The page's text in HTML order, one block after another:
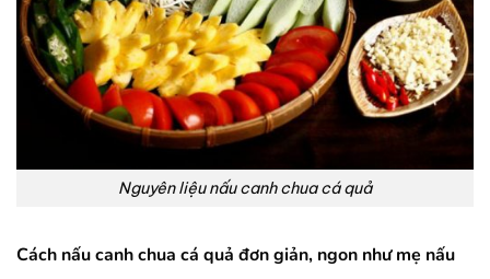
Nguyên liệu nấu canh chua cá quả
Cách nấu canh chua cá quả đơn giản, ngon như mẹ nấu